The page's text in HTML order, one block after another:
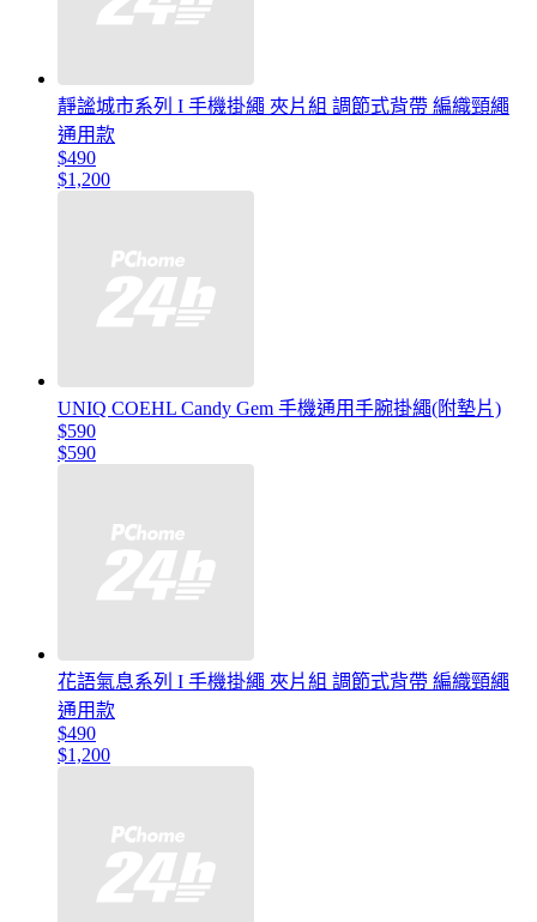
靜謐城市系列 I 手機掛繩 夾片組 調節式背帶 編織頸繩
通用款
$490
$1,200
UNIQ COEHL Candy Gem 手機通用手腕掛繩(附墊片)
$590
$590
花語氣息系列 I 手機掛繩 夾片組 調節式背帶 編織頸繩
通用款
$490
$1,200